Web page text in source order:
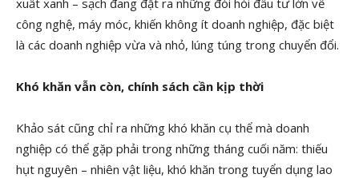
công nghệ, máy móc, khiến không ít doanh nghiệp, đặc biệt
là các doanh nghiệp vừa và nhỏ, lúng túng trong chuyển đổi.
Khó khăn vẫn còn, chính sách cần kịp thời
Khảo sát cũng chỉ ra những khó khăn cụ thể mà doanh
nghiệp có thể gặp phải trong những tháng cuối năm: thiếu
hụt nguyên – nhiên vật liệu, khó khăn trong tuyển dụng lao